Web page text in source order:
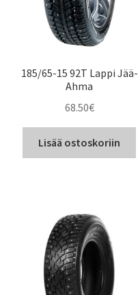
185/65-15 92T Lappi Jää-
Ahma
68.50€
Lisää ostoskoriin